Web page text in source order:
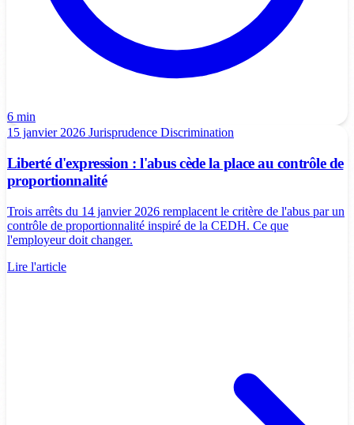
6 min
15 janvier 2026 Jurisprudence Discrimination
Liberté d'expression : l'abus cède la place au contrôle de
proportionnalité
Trois arrêts du 14 janvier 2026 remplacent le critère de l'abus par un
contrôle de proportionnalité inspiré de la CEDH. Ce que
l'employeur doit changer.
Lire l'article